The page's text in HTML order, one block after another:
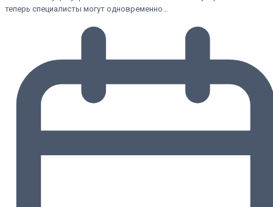
теперь специалисты могут одновременно…